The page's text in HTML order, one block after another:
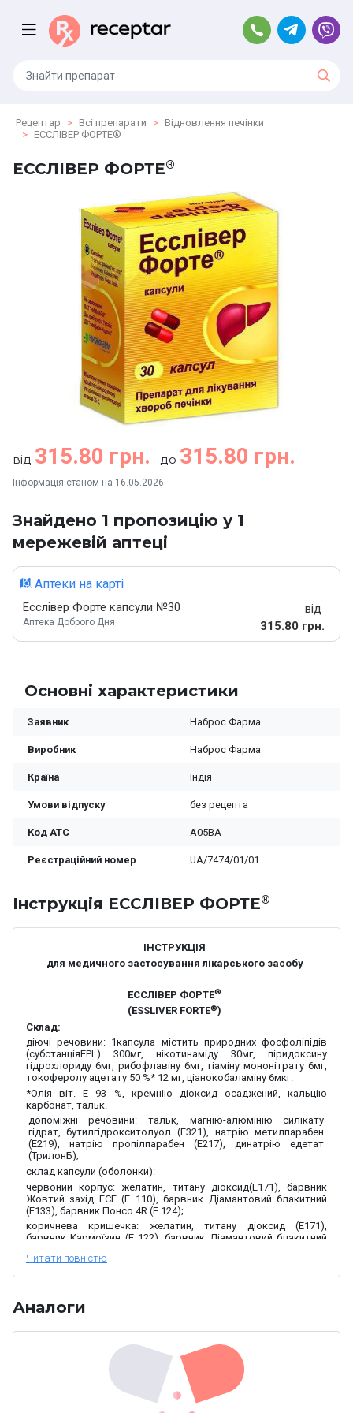
Рецептар Всі препарати
Відновлення печінки
ЕССЛІВЕР ФОРТЕ®
ЕССЛІВЕР ФОРТЕ®
від 315.80 грн. до 315.80 грн.
Інформація станом на 16.05.2026
Знайдено 1 пропозицію у 1
мережевій аптеці
Аптеки на карті
Есслівер Форте капсули №30
Аптека Доброго Дня
від
315.80 грн.
Основні характеристики
Заявник Наброс Фарма
Виробник Наброс Фарма
Країна Індія
Умови відпуску без рецепта
Код ATC A05BA
Реєстраційний номер UA/7474/01/01
Iнструкція ЕССЛІВЕР ФОРТЕ®
ІНСТРУКЦІЯ
для медичного застосування лікарського засобу
ЕССЛІВЕР ФОРТЕ®
(ESSLIVER FORTE®)
Склад:
діючі речовини: 1капсула містить природних фосфоліпідів
(субстанціяEPL) 300мг, нікотинаміду 30мг, піридоксину
гідрохлориду 6мг, рибофлавіну 6мг, тіаміну мононітрату 6мг,
токоферолу ацетату 50 %* 12 мг, ціанокобаламіну 6мкг.
*Олія віт. Е 93 %, кремнію діоксид осаджений, кальцію
карбонат, тальк
допоміжні речовини: тальк, магнію-алюмінію силікату
гідрат, бутилгідрокситолуол (E321), натрію метилпарабен
(Е219), натрію пропілпарабен (Е217), динатрію едетат
(ТрилонБ);
склад капсули (оболонки):
червоний корпус: желатин, титану діоксид(E171), барвник
Жовтий захід FCF (E 110),
барвник Діамантовий блакитний
(E133), барвник Понсо 4R (E 124);
коричнева кришечка: желатин, титану діоксид (Е171),
барвник Кармоїзин (E 122) , барвник Діамантовий блакитний
Лікарська форма.
Основні фізико-хімічні властивості:тверді желатинові
корпусом. Вміст капсули – порошок від рожево-жовтого до
оранжевого кольору. Допускається наявність окремих
часточок від жовтувато-білого до коричневого кольору.
Фармакотерапевтична група.
Засоби, що застосовуються при захворюваннях печінки та
жовчовивідних шляхів. Гепатотропні препарати.
Аналоги